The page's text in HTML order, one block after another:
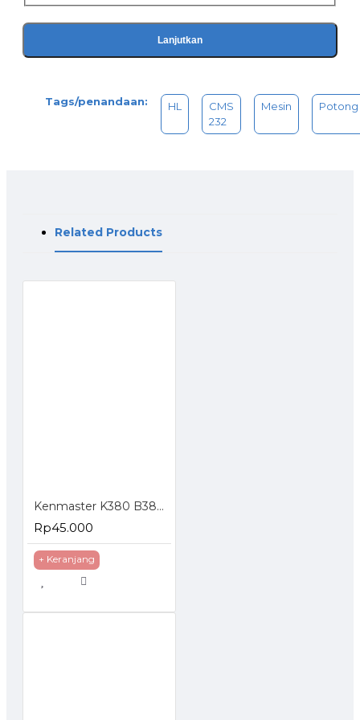
Lanjutkan
Tags/penandaan: HL
CMS
232
Mesin Potong
Related Products
Kenmaster K380 B380 Tool Box Kotak Perkakas
Rp45.000
+ Keranjang